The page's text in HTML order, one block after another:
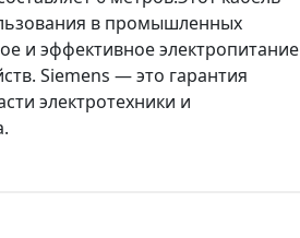
в промышленных
и эффективное электропитание
Siemens — это гарантия
электротехники и